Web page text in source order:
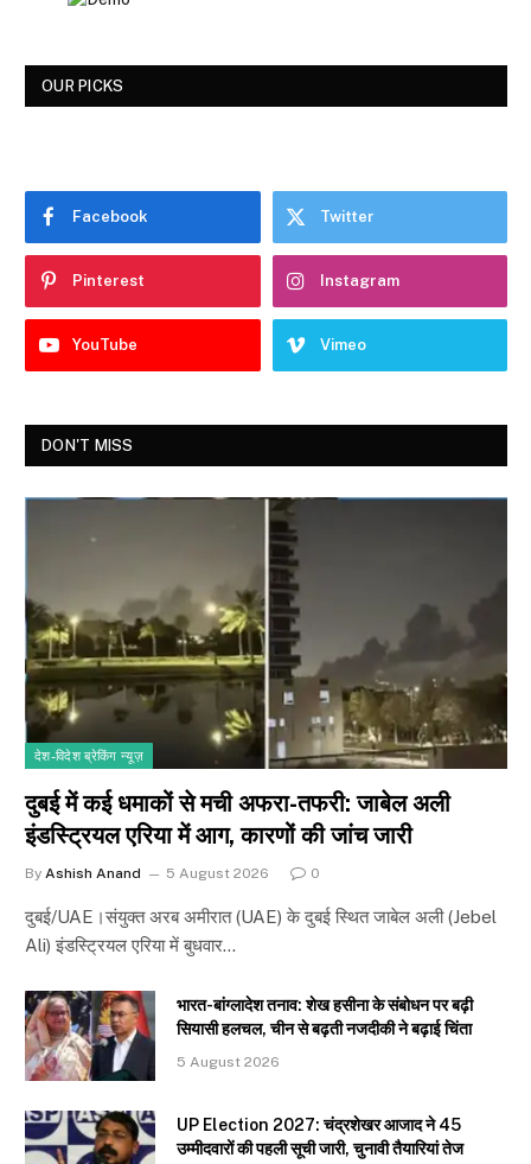
OUR PICKS
Facebook Twitter
Pinterest Instagram
YouTube Vimeo
DON'T MISS
देश-विदेश ब्रेकिंग न्यूज़
दुबई में कई धमाकों से मची अफरा-तफरी: जाबेल अली
इंडस्ट्रियल एरिया में आग, कारणों की जांच जारी
By Ashish Anand 5 August 2026 0
दुबई/UAE।संयुक्त अरब अमीरात (UAE) के दुबई स्थित जाबेल अली (Jebel
Ali) इंडस्ट्रियल एरिया में बुधवार…
भारत-बांग्लादेश तनाव: शेख हसीना के संबोधन पर बढ़ी
सियासी हलचल, चीन से बढ़ती नजदीकी ने बढ़ाई चिंता
5 August 2026
UP Election 2027: चंद्रशेखर आजाद ने 45
उम्मीदवारों की पहली सूची जारी, चुनावी तैयारियां तेज